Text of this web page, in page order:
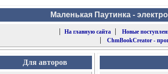
Маленькая Паутинка -
|
На главную сайта| Новые
|
ChmBookCreator -
Для авторов